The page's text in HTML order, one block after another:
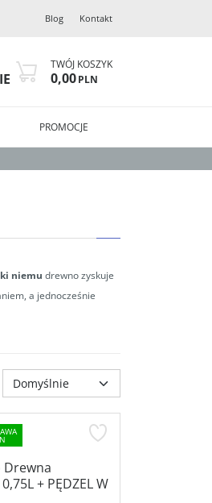
Blog Kontakt
TWÓJ KOSZYK
0,00PLN
PROMOCJE
niemu drewno zyskuje
a jednocześnie
Drewna
+ PĘDZEL W